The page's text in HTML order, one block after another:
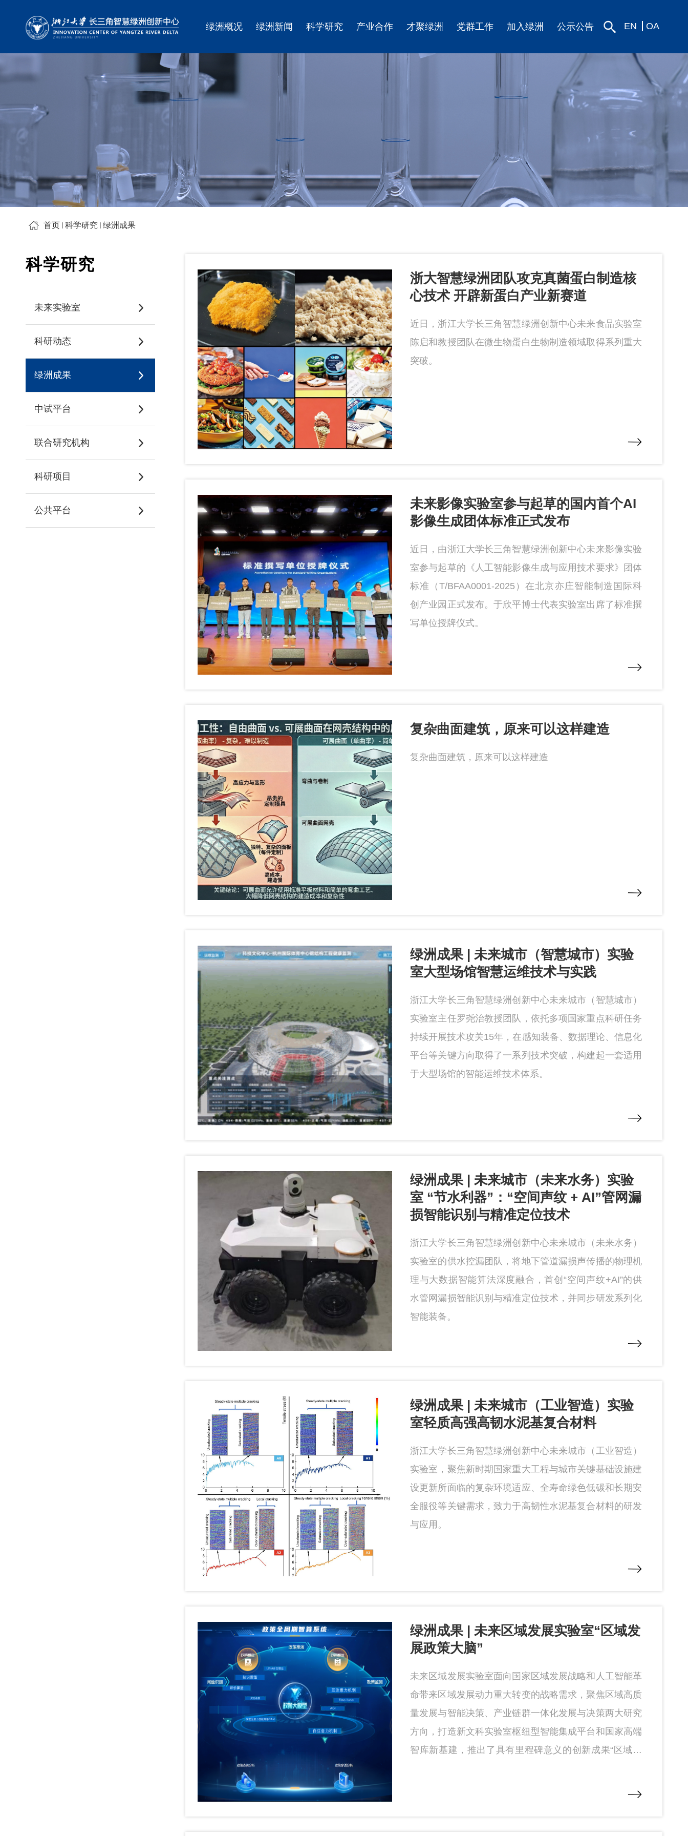
EN OA
绿洲概况 绿洲新闻 科学研究 产业合作 才聚绿洲 党群工作 加入绿洲 公示公告
首页 科学研究 绿洲成果
科学研究
未来实验室
科研动态
绿洲成果
中试平台
联合研究机构
科研项目
公共平台
浙大智慧绿洲团队攻克真菌蛋白制造核
心技术 开辟新蛋白产业新赛道
近日，浙江大学长三角智慧绿洲创新中心未来食品实验室
陈启和教授团队在微生物蛋白生物制造领域取得系列重大
突破。
未来影像实验室参与起草的国内首个AI
影像生成团体标准正式发布
近日，由浙江大学长三角智慧绿洲创新中心未来影像实验
室参与起草的《人工智能影像生成与应用技术要求》团体
标准（T/BFAA0001-2025）在北京亦庄智能制造国际科
创产业园正式发布。于欣平博士代表实验室出席了标准撰
写单位授牌仪式。
复杂曲面建筑，原来可以这样建造
复杂曲面建筑，原来可以这样建造
绿洲成果 | 未来城市（智慧城市）实验
室大型场馆智慧运维技术与实践
浙江大学长三角智慧绿洲创新中心未来城市（智慧城市）
实验室主任罗尧治教授团队，依托多项国家重点科研任务
持续开展技术攻关15年，在感知装备、数据理论、信息化
平台等关键方向取得了一系列技术突破，构建起一套适用
于大型场馆的智能运维技术体系。
绿洲成果 | 未来城市（未来水务）实验
室 “节水利器”：“空间声纹 + AI”管网漏
损智能识别与精准定位技术
浙江大学长三角智慧绿洲创新中心未来城市（未来水务）
实验室的供水控漏团队，将地下管道漏损声传播的物理机
理与大数据智能算法深度融合，首创“空间声纹+AI”的供
水管网漏损智能识别与精准定位技术，并同步研发系列化
智能装备。
绿洲成果 | 未来城市（工业智造）实验
室轻质高强高韧水泥基复合材料
浙江大学长三角智慧绿洲创新中心未来城市（工业智造）
实验室，聚焦新时期国家重大工程与城市关键基础设施建
设更新所面临的复杂环境适应、全寿命绿色低碳和长期安
全服役等关键需求，致力于高韧性水泥基复合材料的研发
与应用。
绿洲成果 | 未来区域发展实验室“区域发
展政策大脑”
未来区域发展实验室面向国家区域发展战略和人工智能革
命带来区域发展动力重大转变的战略需求，聚焦区域高质
量发展与智能决策、产业链群一体化发展与决策两大研究
方向，打造新文科实验室枢纽型智能集成平台和国家高端
智库新基建，推出了具有里程碑意义的创新成果“区域发